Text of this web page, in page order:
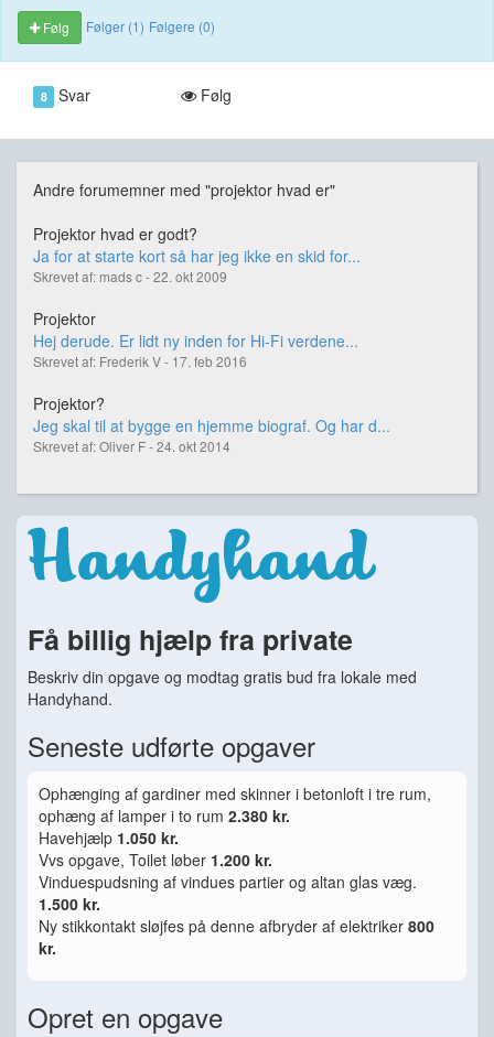
Følg
Følger (1) Følgere (0)
8 Svar Følg
Andre forumemner med "projektor hvad er"
Projektor hvad er godt?
Ja for at starte kort så har jeg ikke en skid for...
Skrevet af: mads c - 22. okt 2009
Projektor
Hej derude. Er lidt ny inden for Hi-Fi verdene...
Skrevet af: Frederik V - 17. feb 2016
Projektor?
Jeg skal til at bygge en hjemme biograf. Og har d...
Skrevet af: Oliver F - 24. okt 2014
Få billig hjælp fra private
Beskriv din opgave og modtag gratis bud fra lokale med
Handyhand.
Seneste udførte opgaver
Ophænging af gardiner med skinner i betonloft i tre rum,
ophæng af lamper i to rum 2.380 kr.
Havehjælp 1.050 kr.
Vvs opgave, Toilet løber 1.200 kr.
Vinduespudsning af vindues partier og altan glas væg.
1.500 kr.
Ny stikkontakt sløjfes på denne afbryder af elektriker 800
kr.
Opret en opgave